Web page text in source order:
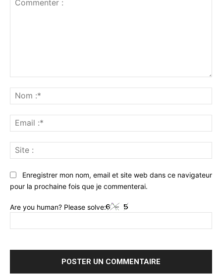
:*
:*
:
Enregistrer mon nom, email et site web dans ce navigateur
pour la prochaine fois que je commenterai.
Are you human? Please solve: